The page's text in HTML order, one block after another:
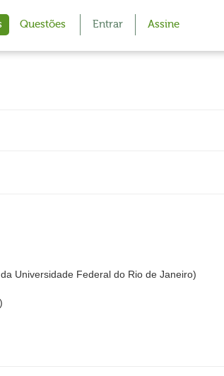
Questões Entrar Assine
Universidade Federal do Rio de Janeiro)